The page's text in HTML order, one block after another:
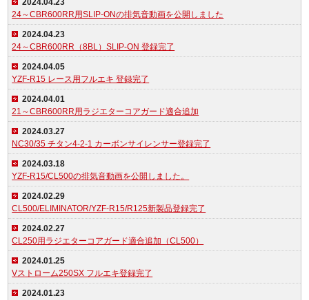
2024.04.23
24～CBR600RR用SLIP-ONの排気音動画を公開しました
2024.04.23
24～CBR600RR（8BL）SLIP-ON 登録完了
2024.04.05
YZF-R15 レース用フルエキ 登録完了
2024.04.01
21～CBR600RR用ラジエターコアガード適合追加
2024.03.27
NC30/35 チタン4-2-1 カーボンサイレンサー登録完了
2024.03.18
YZF-R15/CL500の排気音動画を公開しました。
2024.02.29
CL500/ELIMINATOR/YZF-R15/R125新製品登録完了
2024.02.27
CL250用ラジエターコアガード適合追加（CL500）
2024.01.25
Vストローム250SX フルエキ登録完了
2024.01.23